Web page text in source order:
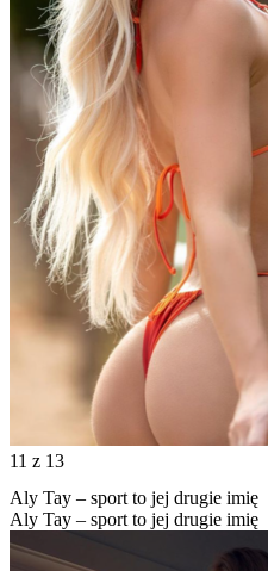
11 z 13
Aly Tay – sport to jej drugie imię
Aly Tay – sport to jej drugie imię